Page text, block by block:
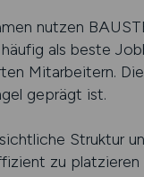
nutzen
als beste
Mitarbeitern.
geprägt ist.
Struktur
zu